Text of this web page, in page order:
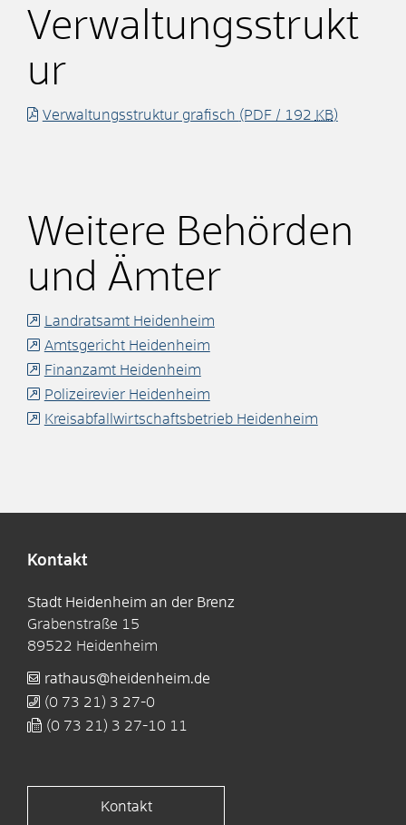
Verwaltungsstrukt
ur
Verwaltungsstruktur grafisch (PDF / 192 KB)
Weitere Behörden
und Ämter
Landratsamt Heidenheim
Amtsgericht Heidenheim
Finanzamt Heidenheim
Polizeirevier Heidenheim
Kreisabfallwirtschaftsbetrieb Heidenheim
Kontakt
Stadt Heidenheim an der Brenz
Grabenstraße 15
89522 Heidenheim
rathaus@heidenheim.de
(0 73 21) 3 27-0
(0 73 21) 3 27-10 11
Kontakt